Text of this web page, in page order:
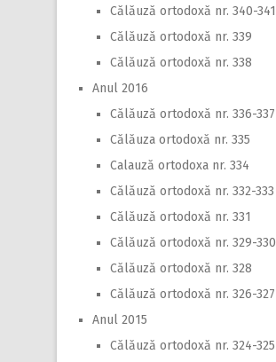
Călăuză ortodoxă nr. 340-341
Călăuză ortodoxă nr. 339
Călăuză ortodoxă nr. 338
Anul 2016
Călăuză ortodoxă nr. 336-337
Călăuza ortodoxă nr. 335
Calauză ortodoxa nr. 334
Călăuză ortodoxă nr. 332-333
Călăuză ortodoxă nr. 331
Călăuză ortodoxă nr. 329-330
Călăuză ortodoxă nr. 328
Călăuză ortodoxă nr. 326-327
Anul 2015
Călăuză ortodoxă nr. 324-325